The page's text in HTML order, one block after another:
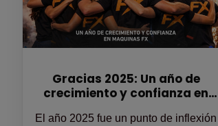
Gracias 2025: Un año de
crecimiento y confianza en
El año 2025 fue un punto de inflexión